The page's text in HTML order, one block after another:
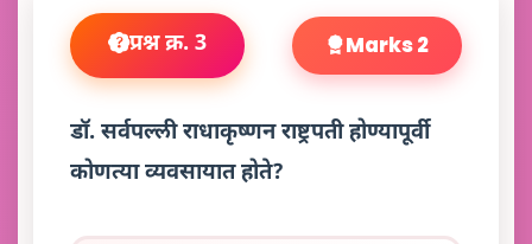
प्रश्न क्र. 3 Marks 2
डॉ. सर्वपल्ली राधाकृष्णन राष्ट्रपती होण्यापूर्वी
कोणत्या व्यवसायात होते?